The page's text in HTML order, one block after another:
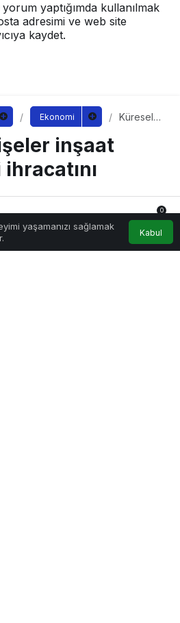
yaptığımda kullanılmak
adresimi ve web site
kaydet.
Ekonomi
Küresel
inşaat
yayınlandı
yayınlandı
yaşamanızı sağlamak
Kabul
Hesabım Bildirimler
0